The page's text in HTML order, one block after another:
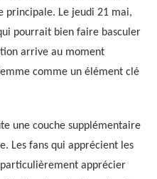
principale. Le jeudi 21 mai,
pourrait bien faire basculer
arrive au moment
comme un élément clé
une couche supplémentaire
Les fans qui apprécient les
apprécier